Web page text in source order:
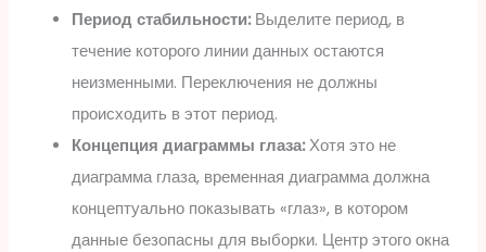
Период стабильности:Выделите период, в
течение которого линии данных остаются
неизменными. Переключения не должны
происходить в этот период.
Концепция диаграммы глаза:Хотя это не
диаграмма глаза, временная диаграмма должна
концептуально показывать «глаз», в котором
данные безопасны для выборки. Центр этого окна